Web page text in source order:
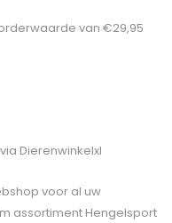
van €29,95
Dierenwinkelxl
voor al uw
assortiment Hengelsport